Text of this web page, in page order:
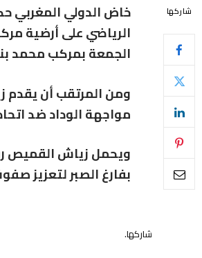
شاركها
خاض الدولي المغربي
الرياضي على أرضية
الجمعة بمركب محمد
ومن المرتقب أن يقدم
مواجهة الوداد ضد
بفارغ الصبر لتعزيز
شاركها.